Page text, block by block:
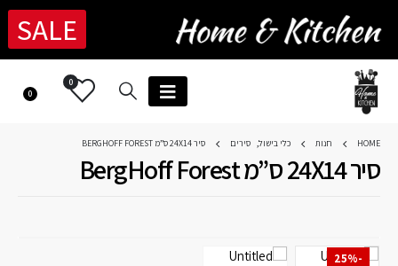
SALE
0
0
HOME חנות כלי בישול, סירים סיר 24X14 ס”מ BERGHOFF FOREST
סיר 24X14 ס”מ BergHoff Forest
-25%